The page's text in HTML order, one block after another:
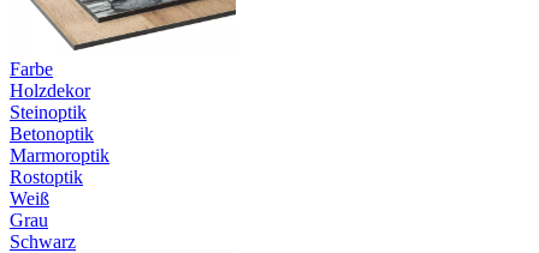
Farbe
Holzdekor
Steinoptik
Betonoptik
Marmoroptik
Rostoptik
Weiß
Grau
Schwarz